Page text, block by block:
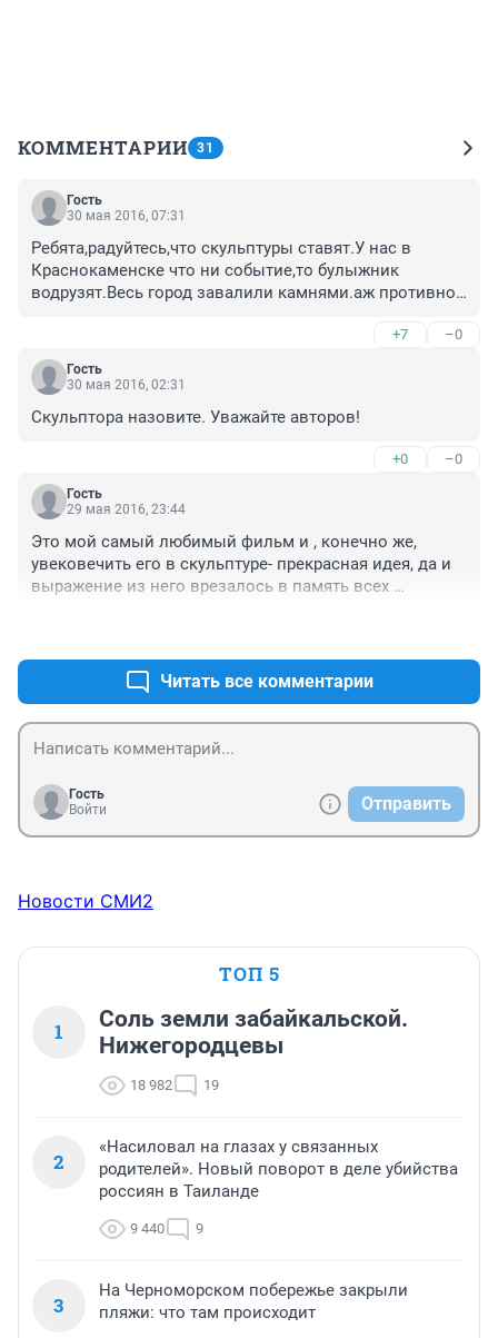
КОММЕНТАРИИ 31
Гость
30 мая 2016, 07:31
Ребята,радуйтесь,что скульптуры ставят.У нас в
Краснокаменске что ни событие,то булыжник
водрузят.Весь город завалили камнями.аж противно
+7 –0
Гость
30 мая 2016, 02:31
Скульптора назовите. Уважайте авторов!
+0 –0
Гость
29 мая 2016, 23:44
Это мой самый любимый фильм и , конечно же,
увековечить его в скульптуре- прекрасная идея, да и
выражение из него врезалось в память всех
Читать все комментарии
Гость
Войти
Отправить
Новости СМИ2
ТОП 5
1
Соль земли забайкальской.
Нижегородцевы
18 982 19
2
«Насиловал на глазах у связанных
родителей». Новый поворот в деле убийства
россиян в Таиланде
9 440 9
3
На Черноморском побережье закрыли
пляжи: что там происходит